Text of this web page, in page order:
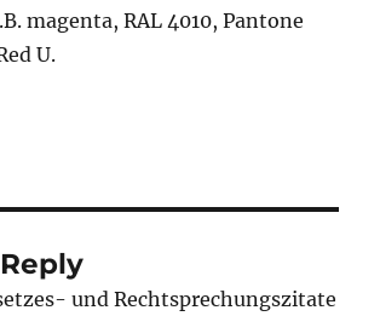
magenta, RAL 4010, Pantone
U.
und Rechtsprechungszitate